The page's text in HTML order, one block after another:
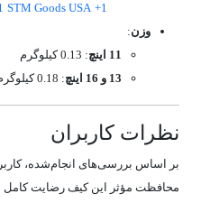
STM Goods USA +1
وزن:
11 اینچ
: 0.13 کیلوگرم
13 و 16 اینچ
: 0.18 کیلوگرم
نظرات کاربران
بر اساس بررسی‌های انجام‌شده،
محافظت مؤثر این کیف رضایت کامل